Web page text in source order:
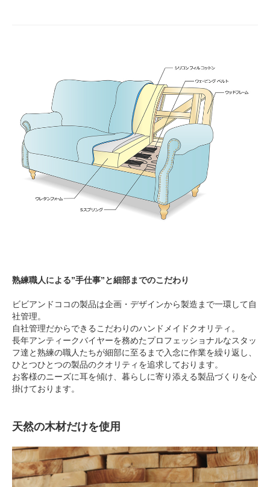
熟練職人による”手仕事”と細部までのこだわり
ビビアンドココの製品は企画・デザインから製造まで一環して自
社管理。
自社管理だからできるこだわりのハンドメイドクオリティ。
長年アンティークバイヤーを務めたプロフェッショナルなスタッ
フ達と熟練の職人たちが細部に至るまで入念に作業を繰り返し、
ひとつひとつの製品のクオリティを追求しております。
お客様のニーズに耳を傾け、暮らしに寄り添える製品づくりを心
掛けております。
天然の木材だけを使用